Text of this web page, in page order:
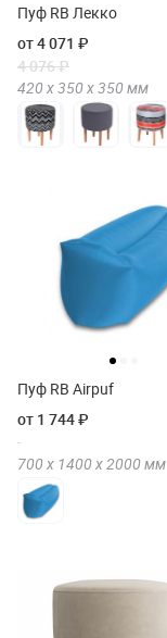
Пуф RB Лекко
от 4 071 ₽
4 076 ₽
420 х350 х350 мм
Пуф RB Airpuf
от 1 744 ₽
700 х 1400 х 2000 мм